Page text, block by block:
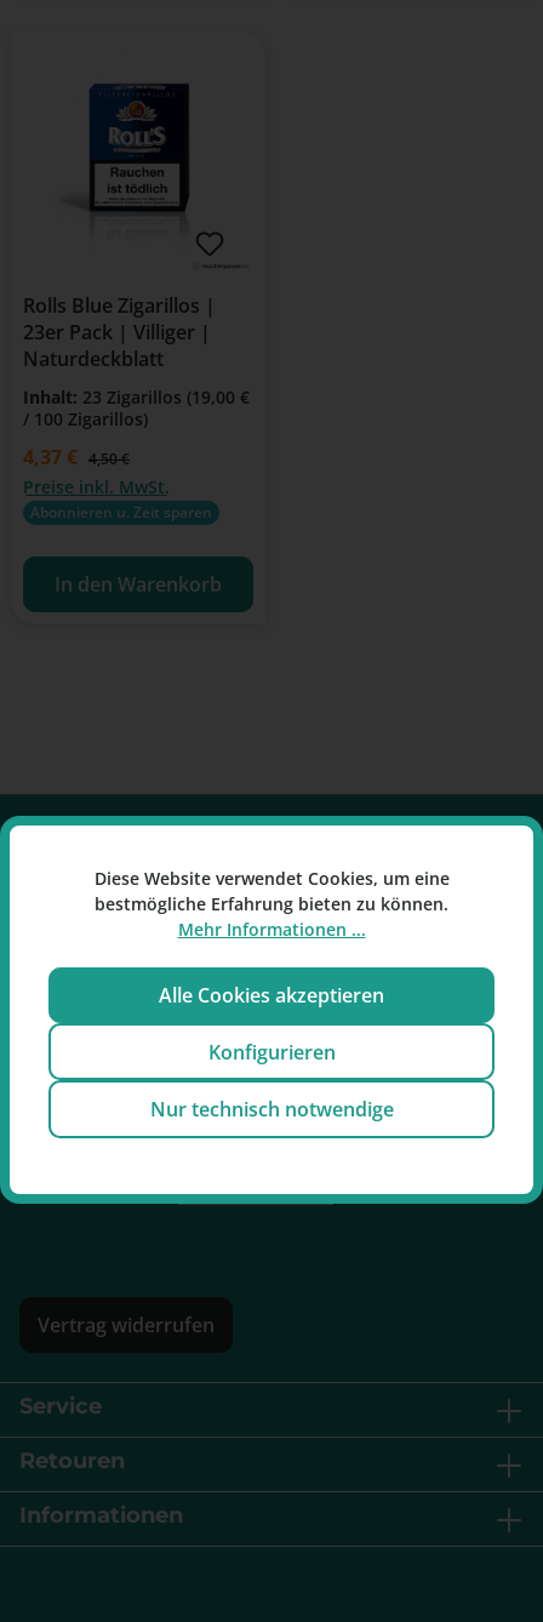
Rolls Blue Zigarillos |
23er Pack | Villiger |
Naturdeckblatt
Inhalt: 23 Zigarillos (19,00 €
/ 100 Zigarillos)
Verkaufspreis:
4,37 € Regulärer Preis:
4,50 €
Preise inkl. MwSt.
Abonnieren u. Zeit sparen
In den Warenkorb
RP Raucherpause GmbH
Kontakt & Beratung:
E-Mail: info@raucherpause.de
Tel: 02161-683479-0
Mo-Fr: 09:00 - 17:00 Uhr
Oder über unserKontaktformular.
Vertrag widerrufen
Service
Retouren
Informationen
Diese Website verwendet Cookies, um eine
bestmögliche Erfahrung bieten zu können.
Mehr Informationen ...
Alle Cookies akzeptieren
Konfigurieren
Nur technisch notwendige